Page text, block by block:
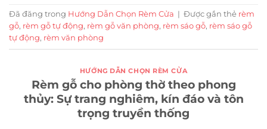
Đã đăng trong Hướng Dẫn Chọn Rèm Cửa | Được gắn thẻ rèm
gỗ, rèm gỗ tự động, rèm gỗ văn phòng, rèm sáo gỗ, rèm sáo gỗ
tự động, rèm văn phòng
HƯỚNG DẪN CHỌN RÈM CỬA
Rèm gỗ cho phòng thờ theo phong
thủy: Sự trang nghiêm, kín đáo và tôn
trọng truyền thống